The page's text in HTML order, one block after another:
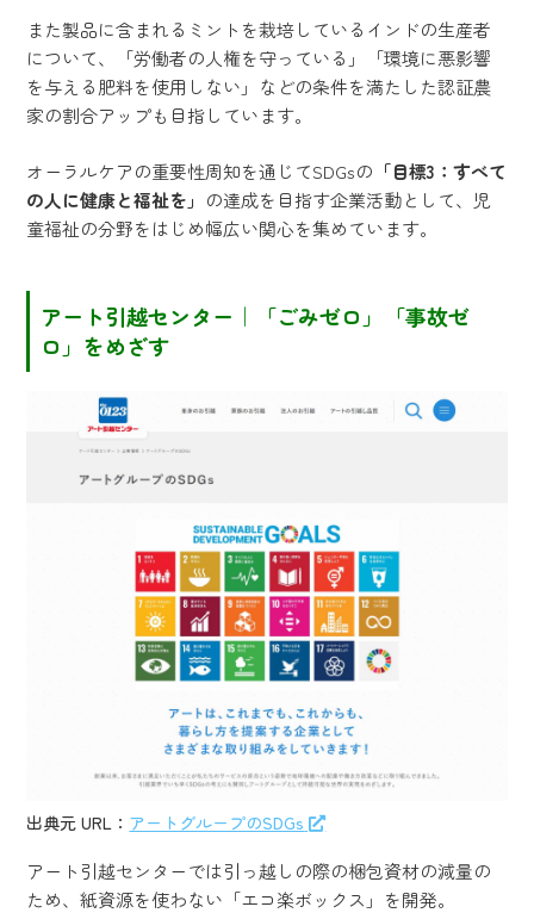
また製品に含まれるミントを栽培しているインドの生産者
について、「労働者の人権を守っている」「環境に悪影響
を与える肥料を使用しない」などの条件を満たした認証農
家の割合アップも目指しています。
オーラルケアの重要性周知を通じてSDGsの 「目標3：すべて
の人に健康と福祉を」 の達成を目指す企業活動として、児
童福祉の分野をはじめ幅広い関心を集めています。
アート引越センター｜「ごみゼロ」「事故ゼ
ロ」をめざす
出典元 URL： アートグループのSDGs
アート引越センターでは引っ越しの際の梱包資材の減量の
ため、紙資源を使わない「エコ楽ボックス」を開発。